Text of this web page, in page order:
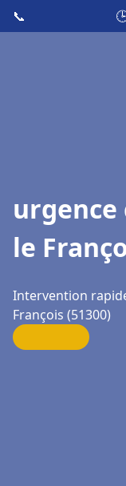
📞
le
Intervention
François (51300)